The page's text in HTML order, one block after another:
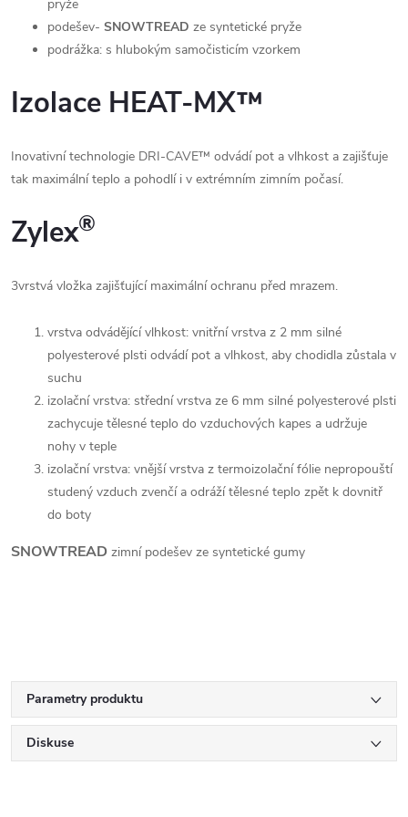
pryže
podešev- SNOWTREAD ze syntetické pryže
podrážka: s hlubokým samočisticím vzorkem
Izolace HEAT-MX™
Inovativní technologie DRI-CAVE™ odvádí pot a vlhkost a zajišťuje
tak maximální teplo a pohodlí i v extrémním zimním počasí.
Zylex®
3vrstvá vložka zajišťující maximální ochranu před mrazem.
vrstva odvádějící vlhkost: vnitřní vrstva z 2 mm silné
polyesterové plsti odvádí pot a vlhkost, aby chodidla zůstala v
suchu
izolační vrstva: střední vrstva ze 6 mm silné polyesterové plsti
zachycuje tělesné teplo do vzduchových kapes a udržuje
nohy v teple
izolační vrstva: vnější vrstva z termoizolační fólie nepropouští
studený vzduch zvenčí a odráží tělesné teplo zpět k dovnitř
do boty
SNOWTREAD zimní podešev ze syntetické gumy
Parametry produktu
Diskuse